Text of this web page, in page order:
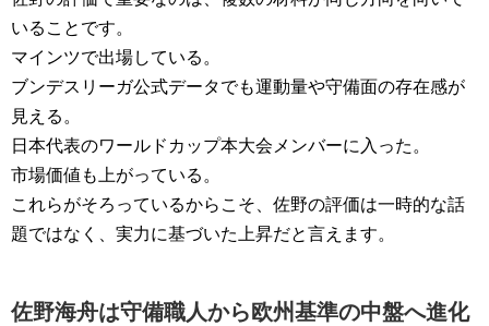
いることです。
マインツで出場している。
ブンデスリーガ公式データでも運動量や守備面の存在感が
見える。
日本代表のワールドカップ本大会メンバーに入った。
市場価値も上がっている。
これらがそろっているからこそ、佐野の評価は一時的な話
題ではなく、実力に基づいた上昇だと言えます。
佐野海舟は守備職人から欧州基準の中盤へ進化